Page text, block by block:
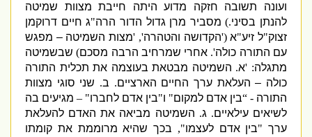
ועונה תשובה חזקה מדוע היתה חייבת מצוות שמיטה
להנתן בסיני.)מסביר מרן גדול הדור הרה"ג חיים דרוקמן
זצוק"ל זיע"א('הקדושה והטהרה', 'מצות השמיטה – מפגש
עם התורה כולה'.אחרי שמרחיב הרבה מסכם)שבשמיטה
מתגלה: 'א .השמיטה מבטאת בעוצמה את תכלית התורה
כולה – העלאת ערך החיים הארציים.ב .שני סוגי מצוות
התורה- “בין אדם למקום"ו" בין אדם לחברו" – מגיעים בה
לשיאים עילאיים.ג.השמיטה מביאה את האדם להעלאת
ערך"בין אדם לעצמו",בכך שהיא מרוממת את קומתו